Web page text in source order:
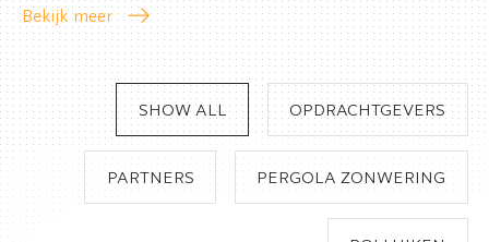
Bekijk meer
SHOW ALL OPDRACHTGEVERS
PARTNERS PERGOLA ZONWERING